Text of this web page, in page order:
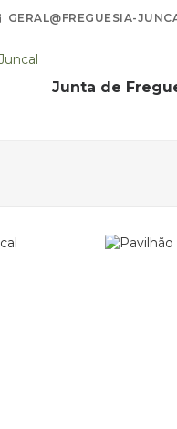
GERAL@FREGUESIA-
Junta de